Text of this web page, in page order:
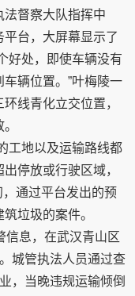
法督察大队指挥中
台，大屏幕显示了
好处，即使车辆没有
辆位置。”叶梅陵一
线青化立交位置，
工地以及运输路线都
停放或行驶区域，
通过平台发出的预
垃圾的案件。
信息，在武汉青山区
城管执法人员通过查
，当晚违规运输倾倒